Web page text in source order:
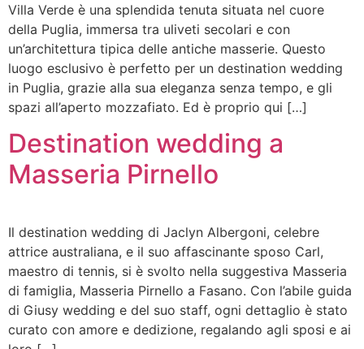
Villa Verde è una splendida tenuta situata nel cuore
della Puglia, immersa tra uliveti secolari e con
un’architettura tipica delle antiche masserie. Questo
luogo esclusivo è perfetto per un destination wedding
in Puglia, grazie alla sua eleganza senza tempo, e gli
spazi all’aperto mozzafiato. Ed è proprio qui […]
Destination wedding a
Masseria Pirnello
Il destination wedding di Jaclyn Albergoni, celebre
attrice australiana, e il suo affascinante sposo Carl,
maestro di tennis, si è svolto nella suggestiva Masseria
di famiglia, Masseria Pirnello a Fasano. Con l’abile guida
di Giusy wedding e del suo staff, ogni dettaglio è stato
curato con amore e dedizione, regalando agli sposi e ai